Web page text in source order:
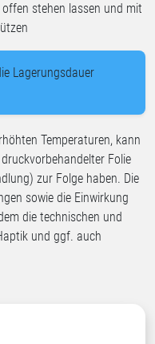
stehen lassen und mit
Lagerungsdauer
Temperaturen, kann
Folie
zur Folge haben. Die
sowie die Einwirkung
die technischen und
und ggf. auch